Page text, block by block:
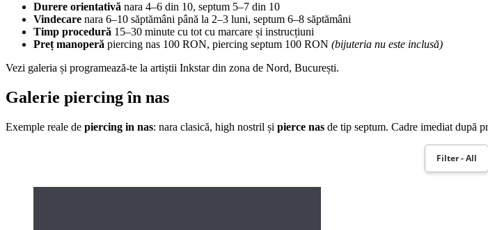
Durere orientativă nara 4–6 din 10, septum 5–7 din 10
Vindecare nara 6–10 săptămâni până la 2–3 luni, septum 6–8 săptămâni
Timp procedură 15–30 minute cu tot cu marcare și instrucțiuni
Preț manoperă piercing nas 100 RON, piercing septum 100 RON (bijuteria nu este inclusă)
Vezi galeria și programează-te la artiștii Inkstar din zona de Nord, București.
Galerie piercing în nas
Exemple reale de piercing in nas: nara clasică, high nostril și pierce nas de tip septum. Cadre imediat după
Filter - All